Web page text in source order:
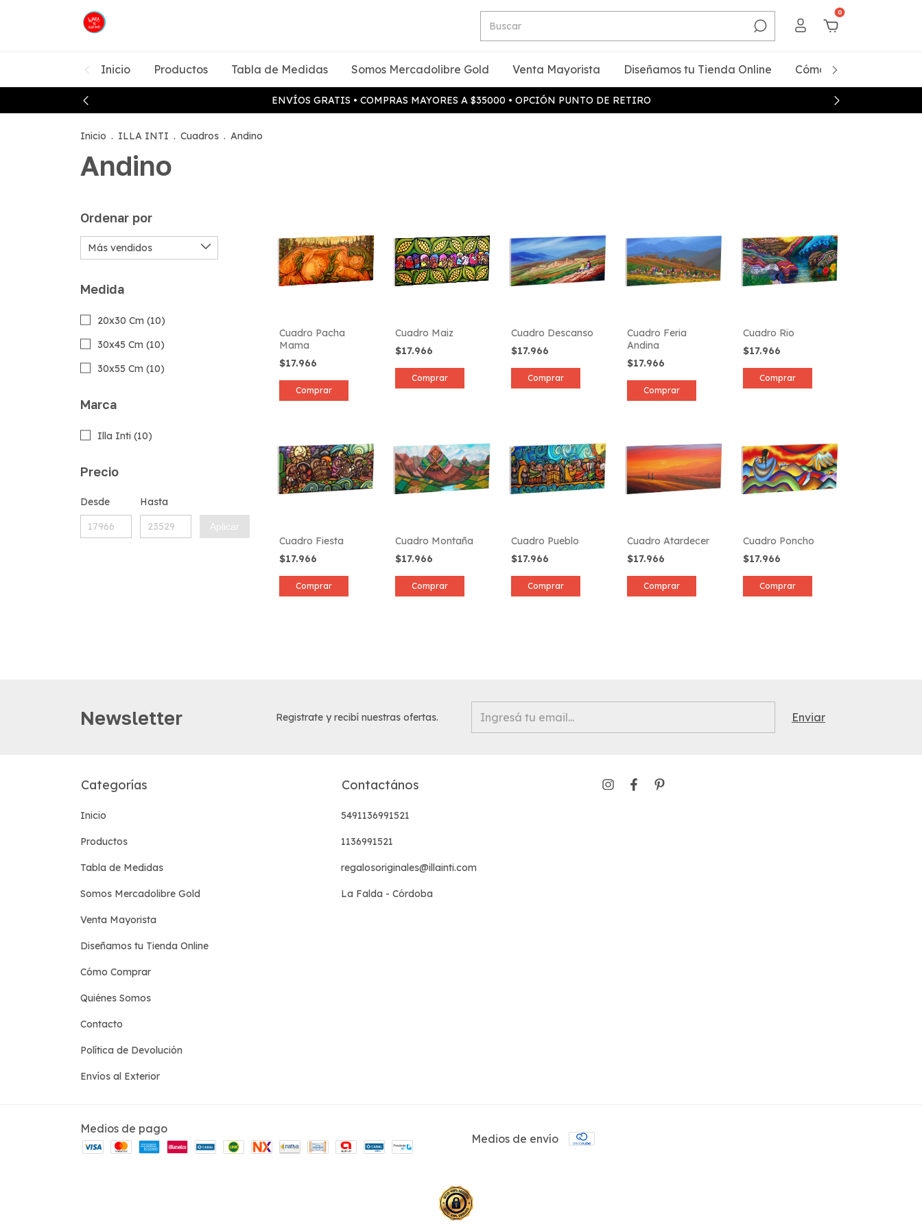
0
Inicio Productos Tabla de Medidas Somos Mercadolibre Gold Venta Mayorista Diseñamos tu Tienda Online Cómo Comprar
ENVÍOS GRATIS • COMPRAS MAYORES A $35000 • OPCIÓN PUNTO DE RETIRO
Inicio . ILLA INTI . Cuadros . Andino
Andino
Ordenar por
Medida
20x30 Cm (10)
30x45 Cm (10)
30x55 Cm (10)
Marca
Illa Inti (10)
Precio
Desde Hasta
Aplicar
Cuadro Pacha
Mama
$17.966
Comprar
Cuadro Maiz
$17.966
Comprar
Cuadro Descanso
$17.966
Comprar
Cuadro Feria
Andina
$17.966
Comprar
Cuadro Rio
$17.966
Comprar
Cuadro Fiesta
$17.966
Comprar
Cuadro Montaña
$17.966
Comprar
Cuadro Pueblo
$17.966
Comprar
Cuadro Atardecer
$17.966
Comprar
Cuadro Poncho
$17.966
Comprar
Newsletter Registrate y recibí nuestras ofertas.
Categorías
Inicio
Productos
Tabla de Medidas
Somos Mercadolibre Gold
Venta Mayorista
Diseñamos tu Tienda Online
Cómo Comprar
Quiénes Somos
Contacto
Política de Devolución
Envíos al Exterior
Contactános
5491136991521
1136991521
regalosoriginales@illainti.com
La Falda - Córdoba
Medios de pago
Medios de envío